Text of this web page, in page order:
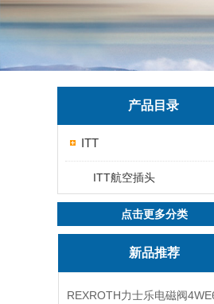
产品目录
ITT
ITT航空插头
点击更多分类
新品推荐